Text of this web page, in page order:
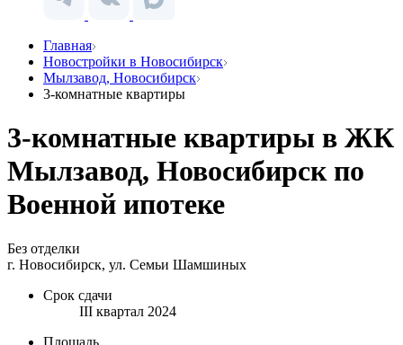
Главная
Новостройки в Новосибирск
Мылзавод, Новосибирск
3-комнатные квартиры
3-комнатные квартиры в ЖК
Мылзавод, Новосибирск по
Военной ипотеке
Без отделки
г. Новосибирск, ул. Семьи Шамшиных
Срок сдачи
III квартал 2024
Площадь